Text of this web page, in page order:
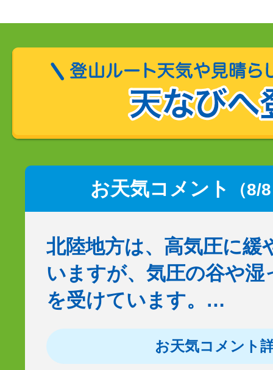
お天気コメント （8/
北陸地方は、高気圧に緩
いますが、気圧の谷や湿
を受けています。…
お天気コメント